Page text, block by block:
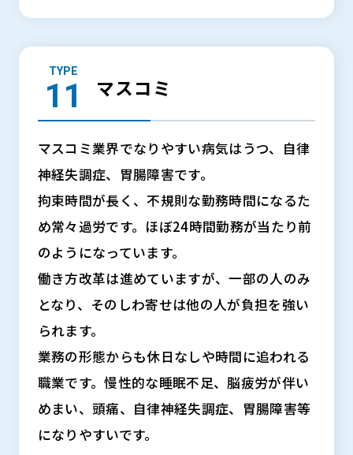
TYPE
マスコミ
マスコミ業界でなりやすい病気はうつ、自律
神経失調症、胃腸障害です。
拘束時間が長く、不規則な勤務時間になるた
め常々過労です。ほぼ24時間勤務が当たり前
のようになっています。
働き方改革は進めていますが、一部の人のみ
となり、そのしわ寄せは他の人が負担を強い
られます。
業務の形態からも休日なしや時間に追われる
職業です。慢性的な睡眠不足、脳疲労が伴い
めまい、頭痛、自律神経失調症、胃腸障害等
になりやすいです。